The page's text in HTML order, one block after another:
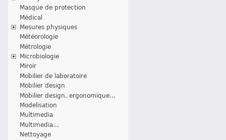
Masque de protection
Médical
Mesures physiques
Météorologie
Métrologie
Microbiologie
Miroir
Mobilier de laboratoire
Mobilier design
Mobilier design, ergonomique...
Modelisation
Multimedia
Multimedia...
Nettoyage